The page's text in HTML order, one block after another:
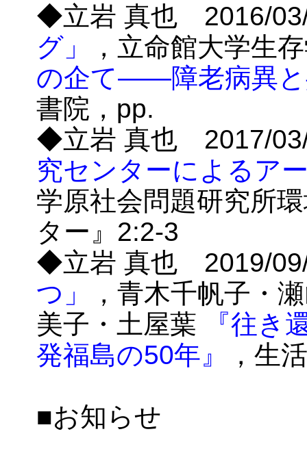
◆立岩 真也 2016/
グ」
，立命館大学生
の企て――障老病異と
書院，pp.
◆立岩 真也 2017/
究センターによるア
学原社会問題研究所
ター』2:2-3
◆立岩 真也 2019/
つ」
，青木千帆子・
美子・土屋葉
『往
発福島の50年』
，生
■お知らせ